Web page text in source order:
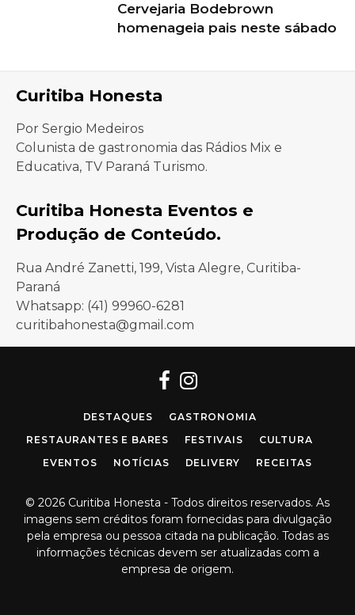
Cervejaria Bodebrown
homenageia pais neste sábado
Curitiba Honesta
Por Sergio Medeiros
Colunista de gastronomia das Rádios Mix e
Educativa, TV Paraná Turismo.
Curitiba Honesta Eventos e
Produção de Conteúdo.
Rua André Zanetti, 199, Vista Alegre, Curitiba-
Paraná
Whatsapp: (41) 99960-6281
curitibahonesta@gmail.com
Facebook
Instagram
DESTAQUES
GASTRONOMIA
RESTAURANTES E BARES
FESTIVAIS
CULTURA
EVENTOS
NOTÍCIAS DELIVERY RECEITAS
© 2026 Curitiba Honesta - Todos direitos reservados. As
imagens sem créditos foram fornecidas para divulgação
pela empresa ou pessoa citada na publicação. Todas as
informações técnicas devem ser atualizadas com a
empresa de origem.